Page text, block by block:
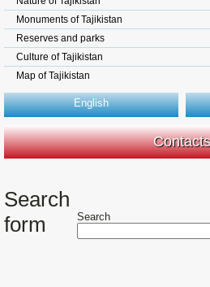
Monuments of Tajikistan
Reserves and parks
Culture of Tajikistan
Map of Tajikistan
English
Contacts
Search
form
Search